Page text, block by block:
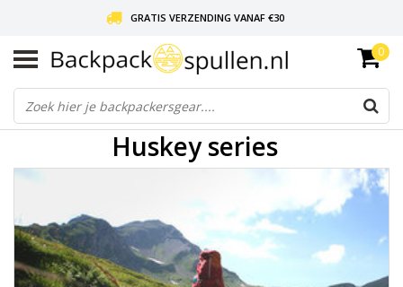
GRATIS VERZENDING VANAF €30
LIEFDE VOOR BACKPACKEN!
30 DAGEN GRATIS RETOUR
0
Huskey series